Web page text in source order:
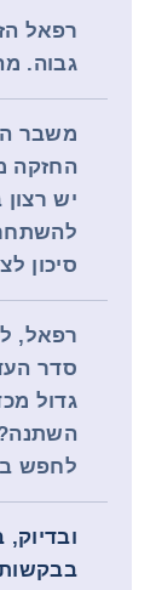
רפאל
גבוה.
משבר
החזקה
יש
סיכון
רפאל,
סדר
גדול
לחפש
בבקשות